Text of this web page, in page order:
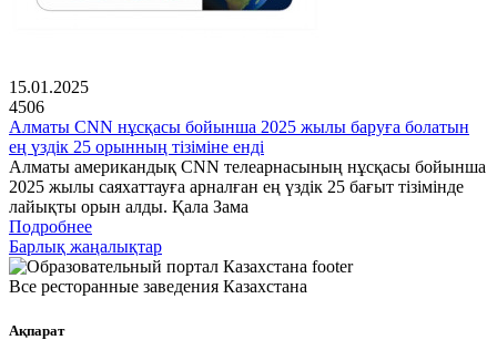
15.01.2025
4506
Алматы CNN нұсқасы бойынша 2025 жылы баруға болатын
ең үздік 25 орынның тізіміне енді
Алматы американдық CNN телеарнасының нұсқасы бойынша
2025 жылы саяхаттауға арналған ең үздік 25 бағыт тізімінде
лайықты орын алды. Қала Зама
Подробнее
Барлық жаңалықтар
Все ресторанные заведения Казахстана
Ақпарат